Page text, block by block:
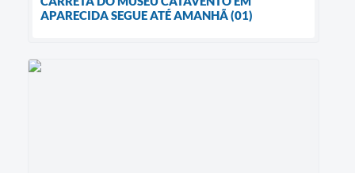
APARECIDA SEGUE ATÉ AMANHÃ (01)